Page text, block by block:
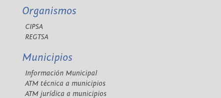
Organismos
CIPSA
REGTSA
Municipios
Información Municipal
ATM técnica a municipios
ATM jurídica a municipios